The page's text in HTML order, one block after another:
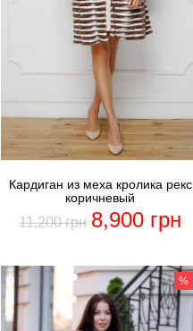
Кардиган из меха кролика рекс
коричневый
11,200грн 8,900 грн
%